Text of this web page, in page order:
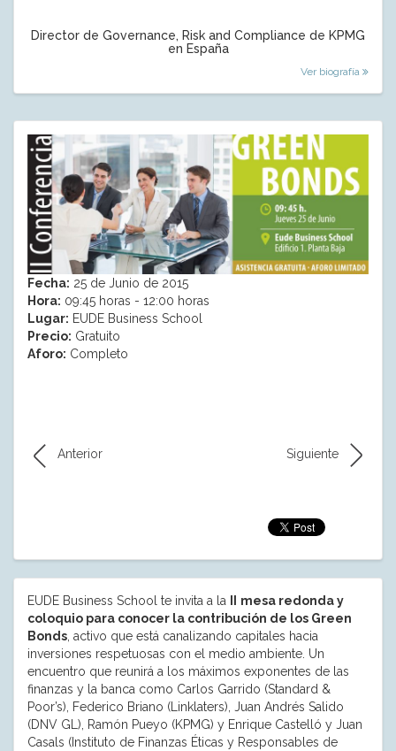
Director de Governance, Risk and Compliance de KPMG
en España
Ver biografía
Fecha: 25 de Junio de 2015
Hora: 09:45 horas - 12:00 horas
Lugar: EUDE Business School
Precio: Gratuito
Aforo: Completo
Anterior Siguiente
EUDE Business School te invita a la
mesa redonda y
coloquio para conocer la contribución de los Green
Bonds , activo que está canalizando capitales hacia
inversiones respetuosas con el medio ambiente. Un
encuentro que reunirá a los máximos exponentes de las
finanzas y la banca como Carlos Garrido (Standard &
Poor’s), Federico Briano (Linklaters), Juan Andrés Salido
(DNV GL), Ramón Pueyo (KPMG) y Enrique Castelló y Juan
Casals (Instituto de Finanzas Éticas y Responsables de